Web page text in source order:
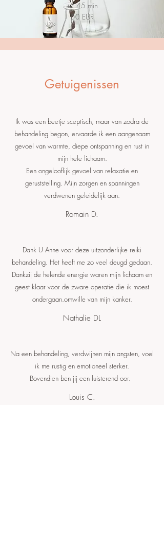
+_ 45 min
50 EUR
Getuigenissen
Ik was een beetje sceptisch, maar van zodra de
behandeling begon, ervaarde ik een aangenaam
gevoel van warmte, diepe ontspanning en rust in
mijn hele lichaam.
Een ongelooflijk gevoel van relaxatie en
geruststelling. Mijn zorgen en spanningen
verdwenen geleidelijk aan.
Romain D.
Dank U Anne voor deze uitzonderlijke reiki
behandeling. Het heeft me zo veel deugd gedaan.
Dankzij de helende energie waren mijn lichaam en
geest klaar voor de zware operatie die ik moest
ondergaan.omwille van mijn kanker.
Nathalie DL
Na een behandeling, verdwijnen mijn angsten, voel
ik me rustig en emotioneel sterker.
Bovendien ben jij een luisterend oor.
Louis C.